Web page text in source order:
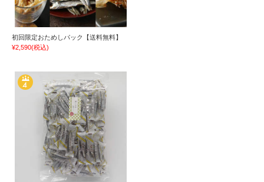
初回限定おためしパック【送料無料】
¥2,590(税込)